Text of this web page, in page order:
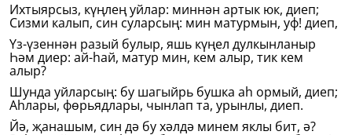
Ихтыярсыз, күңлең уйлар: миннән артык юк, диеп;
Сизми калып, син суларсың: мин матурмын, уф! диеп,
Үз-үзеннән разый булыр, яшь күңел дулкынланыр
Һәм диер: ай-һай, матур мин, кем алыр, тик кем
алыр?
Шунда уйларсың: бу шагыйрь бушка аһ ормый, диеп;
Аһлары, фөрьядлары, чынлап та, урынлы, диеп.
Йә, җанашым, син дә бу хәлдә минем яклы бит, ә?